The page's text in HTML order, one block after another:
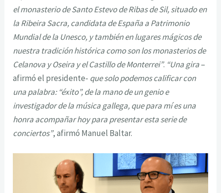
el monasterio de Santo Estevo de Ribas de Sil, situado en
la Ribeira Sacra, candidata de España a Patrimonio
Mundial de la Unesco, y también en lugares mágicos de
nuestra tradición histórica como son los monasterios de
Celanova y Oseira y el Castillo de Monterrei”. “Una gira–
afirmó el presidente- que solo podemos calificar con
una palabra: “éxito”, de la mano de un genio e
investigador de la música gallega, que para mí es una
honra acompañar hoy para presentar esta serie de
conciertos”, afirmó Manuel Baltar.